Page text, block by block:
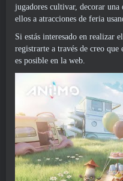
jugadores cultivar, decorar
ellos a atracciones de feria
Si estás interesado en realizar
registrarte a través de creo que
es posible en la web.